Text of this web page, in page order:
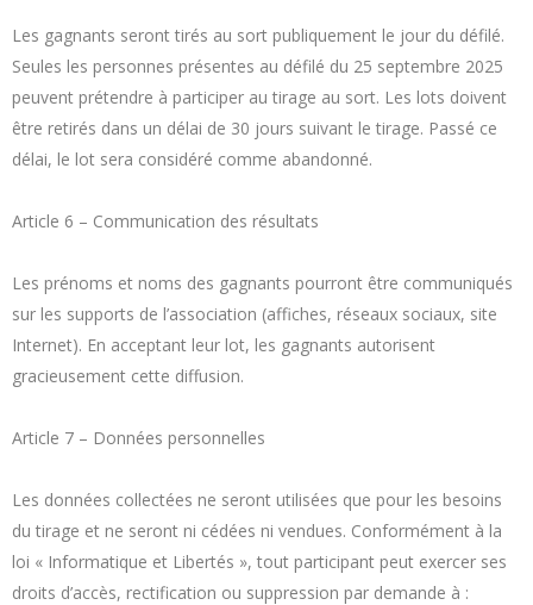
Les gagnants seront tirés au sort publiquement le jour du défilé.
Seules les personnes présentes au défilé du 25 septembre 2025
peuvent prétendre à participer au tirage au sort. Les lots doivent
être retirés dans un délai de 30 jours suivant le tirage. Passé ce
délai, le lot sera considéré comme abandonné.
Article 6 – Communication des résultats
Les prénoms et noms des gagnants pourront être communiqués
sur les supports de l’association (affiches, réseaux sociaux, site
Internet). En acceptant leur lot, les gagnants autorisent
gracieusement cette diffusion.
Article 7 – Données personnelles
Les données collectées ne seront utilisées que pour les besoins
du tirage et ne seront ni cédées ni vendues. Conformément à la
loi « Informatique et Libertés », tout participant peut exercer ses
droits d’accès, rectification ou suppression par demande à :